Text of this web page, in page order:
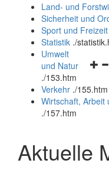
und
schließen
Land- und
Sicherheit und
Sport und Freizeit
Statistik ./
und
Umwelt
und Natur
./153.htm
Verkehr ./155.htm
Wirtschaft, Arbeit
./157.htm
Aktuelle